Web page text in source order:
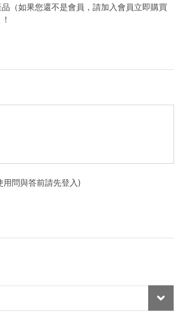
（如果您還不是會員，請加入會員立即購買
用問與答前請先登入)